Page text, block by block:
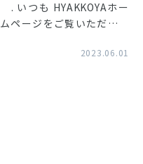
. いつも HYAKKOYAホー
ムページをご覧いただき、
す！ 店主のぶるです。
2023.06.01